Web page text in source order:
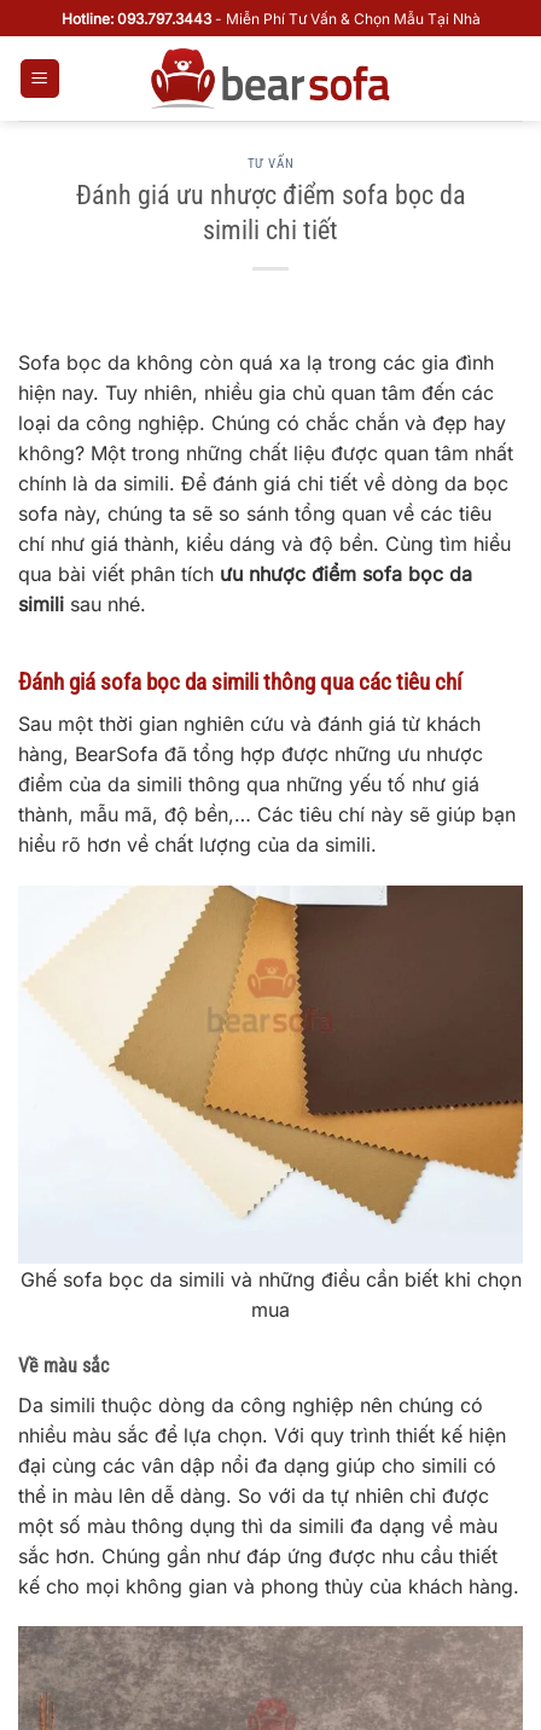
qua
dung
Hotline: 093.797.3443- Miễn Phí Tư Vấn & Chọn Mẫu Tại Nhà
TƯ VẤN
Đánh giá ưu nhược điểm sofa bọc da
simili chi tiết
Sofa bọc da không còn quá xa lạ trong các gia đình
hiện nay. Tuy nhiên, nhiều gia chủ quan tâm đến các
loại da công nghiệp. Chúng có chắc chắn và đẹp hay
không? Một trong những chất liệu được quan tâm nhất
chính là da simili. Để đánh giá chi tiết về dòng da bọc
sofa này, chúng ta sẽ so sánh tổng quan về các tiêu
chí như giá thành, kiểu dáng và độ bền. Cùng tìm hiểu
qua bài viết phân tích ưu nhược điểm sofa bọc da
simili sau nhé.
Đánh giá sofa bọc da simili thông qua các tiêu chí
Sau một thời gian nghiên cứu và đánh giá từ khách
hàng, BearSofa đã tổng hợp được những ưu nhược
điểm của da simili thông qua những yếu tố như giá
thành, mẫu mã, độ bền,… Các tiêu chí này sẽ giúp bạn
hiểu rõ hơn về chất lượng của da simili.
Ghế sofa bọc da simili và những điều cần biết khi chọn
mua
Về màu sắc
Da simili thuộc dòng da công nghiệp nên chúng có
nhiều màu sắc để lựa chọn. Với quy trình thiết kế hiện
đại cùng các vân dập nổi đa dạng giúp cho simili có
thể in màu lên dễ dàng. So với da tự nhiên chỉ được
một số màu thông dụng thì da simili đa dạng về màu
sắc hơn. Chúng gần như đáp ứng được nhu cầu thiết
kế cho mọi không gian và phong thủy của khách hàng.